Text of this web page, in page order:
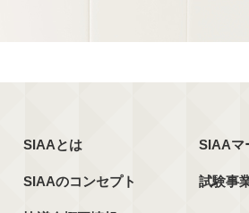
SIAAとは
SIAAのコンセプト
SIAAマ
試験事